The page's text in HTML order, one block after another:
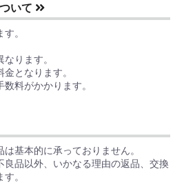
いて
。
ります。
となります。
料がかかります。
基本的に承っておりません。
良品以外、いかなる理由の返品、交換
。